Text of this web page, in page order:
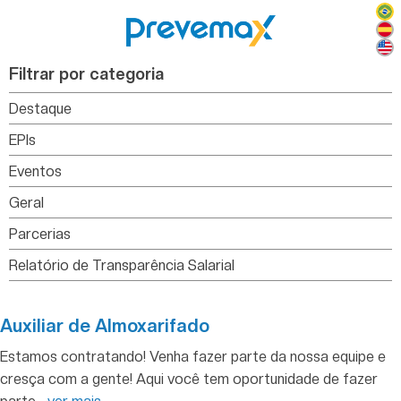
Filtrar por categoria
Destaque
EPIs
Eventos
Geral
Parcerias
Relatório de Transparência Salarial
Auxiliar de Almoxarifado
Estamos contratando! Venha fazer parte da nossa equipe e
cresça com a gente! Aqui você tem oportunidade de fazer